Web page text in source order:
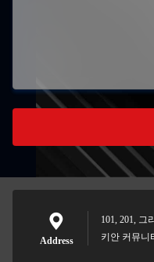
Address
101, 201, 그
키안 커뮤니